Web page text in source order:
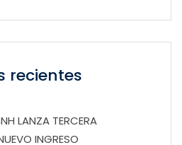
recientes
LANZA TERCERA
INGRESO